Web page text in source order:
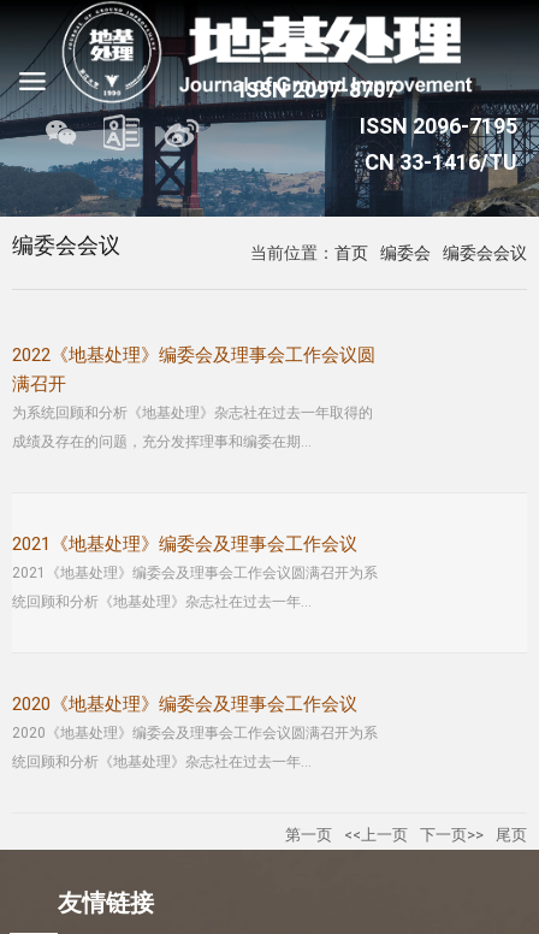
当前位置： 首页 编委会 编委会会议
编委会会议
2022《地基处理》编委会及理事会工作会议圆
满召开
为系统回顾和分析《地基处理》杂志社在过去一年取得的
成绩及存在的问题，充分发挥理事和编委在期...
2021《地基处理》编委会及理事会工作会议
2021《地基处理》编委会及理事会工作会议圆满召开为系
统回顾和分析《地基处理》杂志社在过去一年...
2020《地基处理》编委会及理事会工作会议
2020《地基处理》编委会及理事会工作会议圆满召开为系
统回顾和分析《地基处理》杂志社在过去一年...
第一页 <<上一页 下一页>> 尾页
友情链接